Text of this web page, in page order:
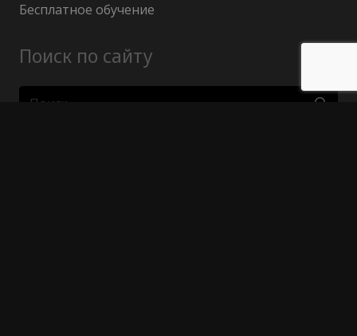
Бесплатное обучение
Поиск по сайту
Найти: